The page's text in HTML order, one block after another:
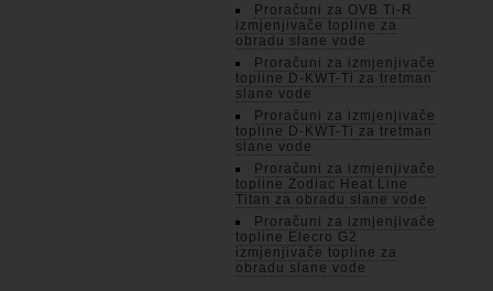
Proračuni za OVB Ti-R
izmjenjivače topline za
obradu slane vode
Proračuni za izmjenjivače
topline D-KWT-Ti za tretman
slane vode
Proračuni za izmjenjivače
topline D-KWT-Ti za tretman
slane vode
Proračuni za izmjenjivače
topline Zodiac Heat Line
Titan za obradu slane vode
Proračuni za izmjenjivače
topline Elecro G2
izmjenjivače topline za
obradu slane vode